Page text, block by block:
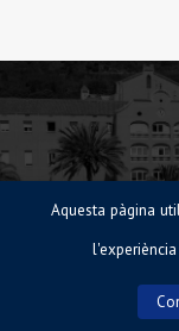
© Sagrat Cor de Sarrià
Aquesta pàgina